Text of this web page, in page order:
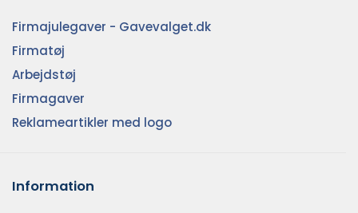
Firmajulegaver - Gavevalget.dk
Firmatøj
Arbejdstøj
Firmagaver
Reklameartikler med logo
Information